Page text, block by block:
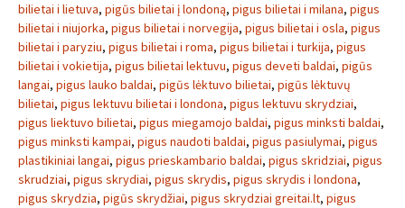
bilietai i lietuva, pigūs bilietai į londoną, pigus bilietai i milana, pigus
bilietai i niujorka, pigus bilietai i norvegija, pigus bilietai i osla, pigus
bilietai i paryziu, pigus bilietai i roma, pigus bilietai i turkija, pigus
bilietai i vokietija, pigus bilietai lektuvu, pigus deveti baldai, pigūs
langai, pigus lauko baldai, pigūs lėktuvo bilietai, pigūs lėktuvų
bilietai, pigus lektuvu bilietai i londona, pigus lektuvu skrydziai,
pigus liektuvo bilietai, pigus miegamojo baldai, pigus minksti baldai,
pigus minksti kampai, pigus naudoti baldai, pigus pasiulymai, pigus
plastikiniai langai, pigus prieskambario baldai, pigus skridziai, pigus
skrudziai, pigus skrydiai, pigus skrydis, pigus skrydis i londona,
pigus skrydzia, pigūs skrydžiai, pigus skrydziai greitai.lt, pigus